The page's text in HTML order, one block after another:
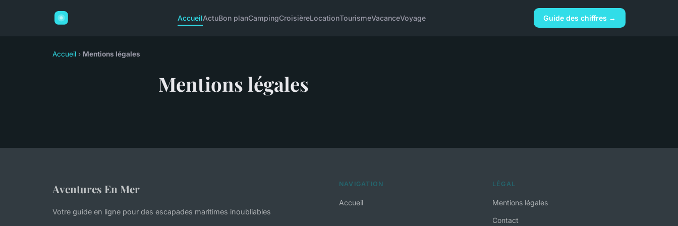
AccueilActuBon planCampingCroisièreLocationTourismeVacanceVoyage Guide des chiffres →
Accueil › Mentions légales
Mentions légales
Aventures En Mer
Votre guide en ligne pour des escapades maritimes inoubliables
NAVIGATION
Accueil
LÉGAL
Mentions légales
Contact